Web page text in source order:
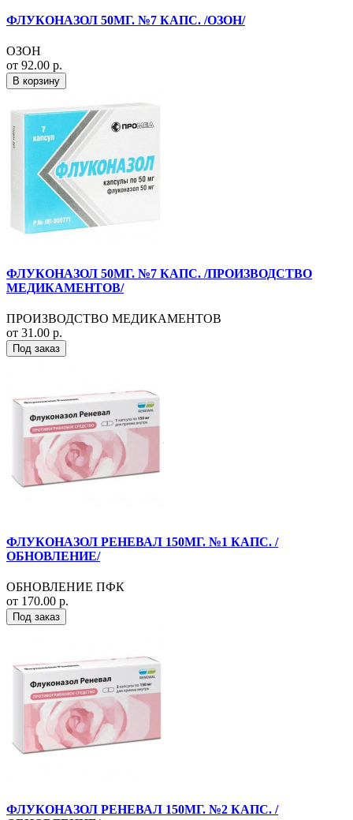
ФЛУКОНАЗОЛ 50МГ. №7 КАПС. /ОЗОН/
ОЗОН
от 92.00 р.
В корзину
ФЛУКОНАЗОЛ 50МГ. №7 КАПС. /ПРОИЗВОДСТВО
МЕДИКАМЕНТОВ/
ПРОИЗВОДСТВО МЕДИКАМЕНТОВ
от 31.00 р.
Под заказ
ФЛУКОНАЗОЛ РЕНЕВАЛ 150МГ. №1 КАПС. /
ОБНОВЛЕНИЕ/
ОБНОВЛЕНИЕ ПФК
от 170.00 р.
Под заказ
ФЛУКОНАЗОЛ РЕНЕВАЛ 150МГ. №2 КАПС. /